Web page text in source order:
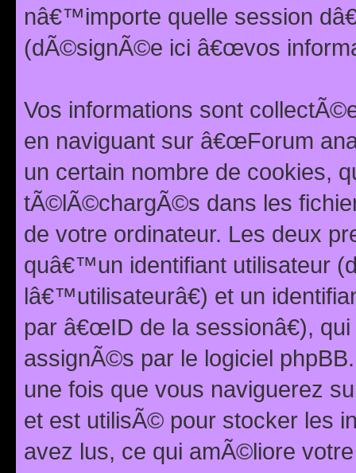
nâ€™importe quelle session
(dÃ©signÃ©e ici â€œvos
Vos informations sont
en naviguant sur â€œForum
un certain nombre de cookies,
tÃ©lÃ©chargÃ©s dans les
de votre ordinateur. Les deux
quâ€™un identifiant utilisateur
lâ€™utilisateurâ€) et un
par â€œID de la sessionâ€),
assignÃ©s par le logiciel
une fois que vous naviguerez
et est utilisÃ© pour stocker les
avez lus, ce qui amÃ©liore